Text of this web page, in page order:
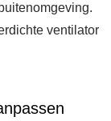
ventilator